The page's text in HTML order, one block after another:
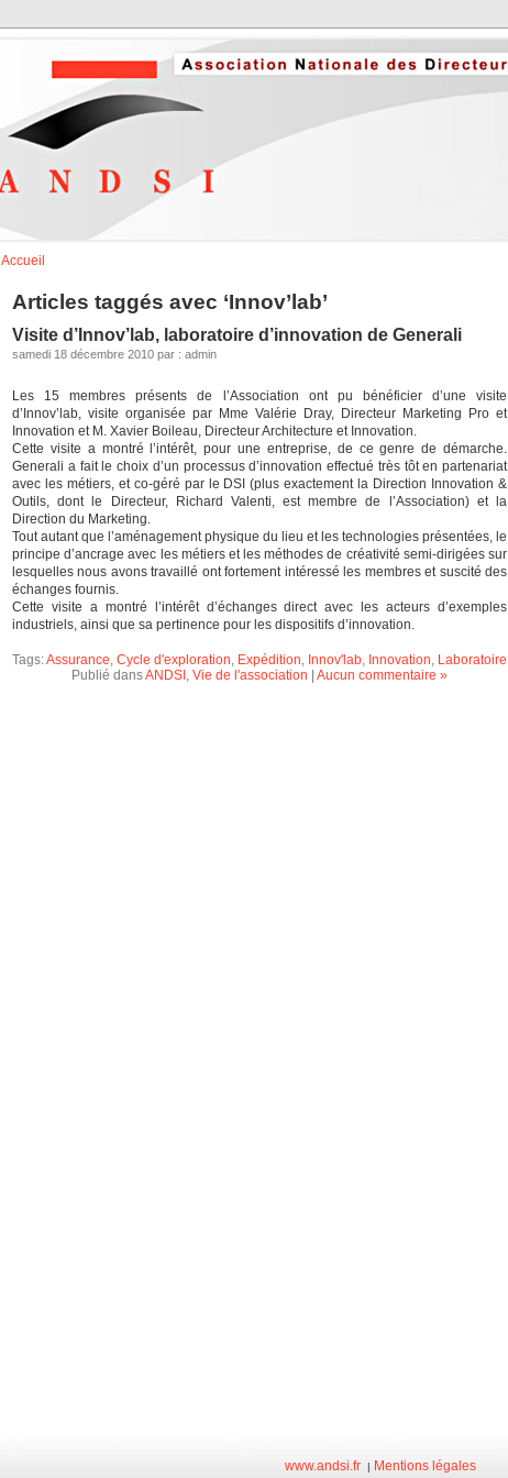
Accueil
Articles taggés avec ‘Innov’lab’
Visite d’Innov’lab, laboratoire d’innovation de Generali
samedi 18 décembre 2010 par : admin
Les 15 membres présents de l’Association ont pu bénéficier d’une visite
d’Innov’lab, visite organisée par Mme Valérie Dray, Directeur Marketing Pro et
Innovation et M. Xavier Boileau, Directeur Architecture et Innovation.
Cette visite a montré l’intérêt, pour une entreprise, de ce genre de démarche.
Generali a fait le choix d’un processus d’innovation effectué très tôt en partenariat
avec les métiers, et co-géré par le DSI (plus exactement la Direction Innovation &
Outils, dont le Directeur, Richard Valenti, est membre de l’Association) et la
Direction du Marketing.
Tout autant que l’aménagement physique du lieu et les technologies présentées, le
principe d’ancrage avec les métiers et les méthodes de créativité semi-dirigées sur
lesquelles nous avons travaillé ont fortement intéressé les membres et suscité des
échanges fournis.
Cette visite a montré l’intérêt d’échanges direct avec les acteurs d’exemples
industriels, ainsi que sa pertinence pour les dispositifs d’innovation.
Tags:Assurance, Cycle d'exploration, Expédition, Innov'lab, Innovation, Laboratoire
Publié dansANDSI , Vie de l'association Aucun commentaire »
www.andsi.fr | Mentions légales